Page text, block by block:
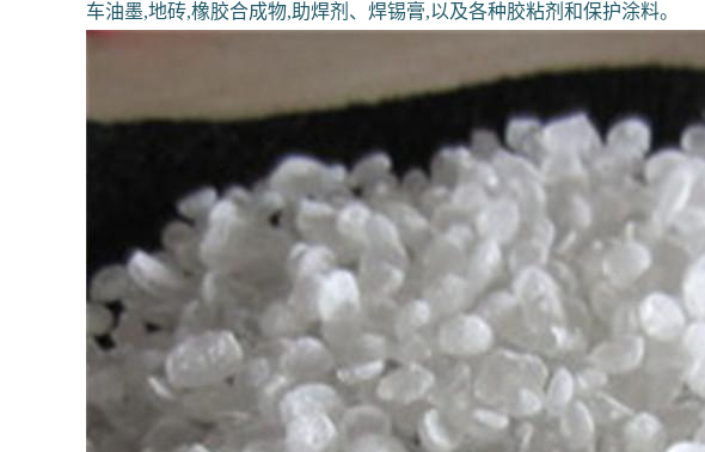
车油墨,地砖,橡胶合成物,助焊剂、焊锡膏,以及各种胶粘剂和保护涂料。